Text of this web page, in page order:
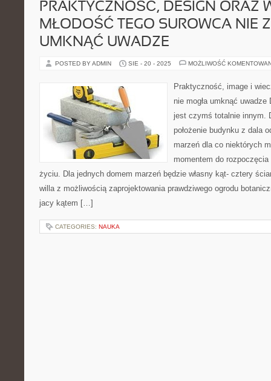
PRAKTYCZNOŚĆ, DESIGN ORAZ
MŁODOŚĆ TEGO SUROWCA NIE
UMKNĄĆ UWADZE
POSTED BY ADMIN SIE - 20 - 2025 MOŻLIWOŚĆ
Praktyczność, image i
nie mogła umknąć
jest czymś totalnie innym.
położenie budynku z dala
marzeń dla co niektórych
momentem do
życiu. Dla jednych domem marzeń będzie własny kąt- cztery
willa z możliwością zaprojektowania prawdziwego ogrodu
jacy kątem […]
CATEGORIES: NAUKA